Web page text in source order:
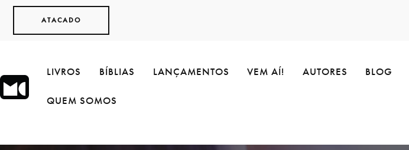
ATACADO
LIVROS BÍBLIAS LANÇAMENTOS VEM AÍ! AUTORES BLOG
QUEM SOMOS